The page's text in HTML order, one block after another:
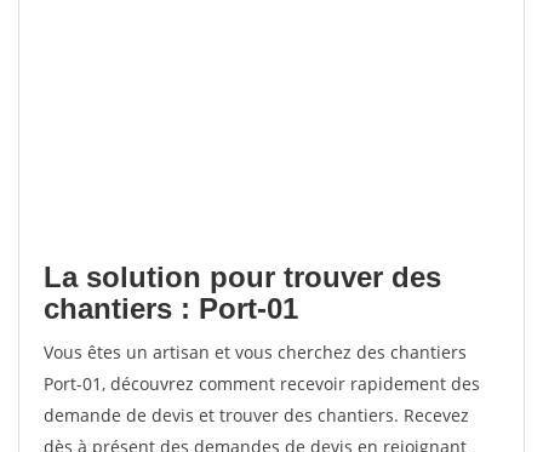
La solution pour trouver des
chantiers : Port-01
Vous êtes un artisan et vous cherchez des chantiers
Port-01, découvrez comment recevoir rapidement des
demande de devis et trouver des chantiers. Recevez
dès à présent des demandes de devis en rejoignant